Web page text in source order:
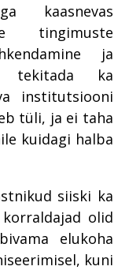
kaasnevas
tingimuste
ja
tekitada ka
institutsiooni
tüli, ja ei taha
kuidagi halba
siiski ka
olid
elukoha
kuni